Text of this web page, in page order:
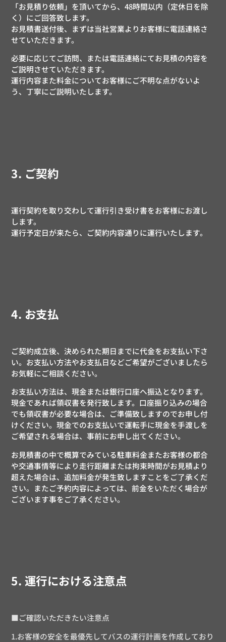
「お見積り依頼」を頂いてから、48時間以内（定休日を除
く）にご回答致します。
お見積書送付後、まずは当社営業よりお客様に電話連絡さ
せていただきます。
必要に応じてご訪問、または電話連絡にてお見積の内容を
ご説明させていただきます。
運行内容また料金についてお客様にご不明な点がないよ
う、丁寧にご説明いたします。
3. ご契約
運行契約を取り交わして運行引き受け書をお客様にお渡し
します。
運行予定日が来たら、ご契約内容通りに運行いたします。
4. お支払
ご契約成立後、決められた期日までに代金をお支払い下さ
い。お支払い方法やお支払日などご希望がございましたら
お気軽にご相談ください。
お支払い方法は、現金または銀行口座へ振込となります。
現金であれば領収書を発行致します。口座振り込みの場合
でも領収書が必要な場合は、ご準備致しますのでお申し付
けください。現金でのお支払いで運転手に現金を手渡しを
ご希望される場合は、事前にお申し出てください。
お見積書の中で概算でみている駐車料金またお客様の都合
や交通事情等により走行距離または拘束時間がお見積より
超えた場合は、追加料金が発生致しますことをご了承くだ
さい。またご予約内容によっては、前金をいただく場合が
ございます事をご了承ください。
5. 運行における注意点
■ご確認いただきたい注意点
1.お客様の安全を最優先してバスの運行計画を作成しており